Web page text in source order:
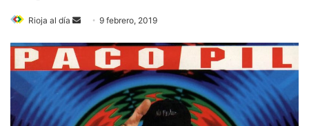
Rioja al día
d
a
n
e
9 febrero, 2019